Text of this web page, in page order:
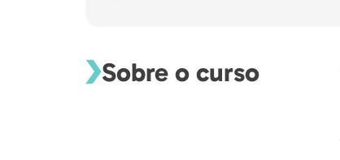
Sobre o curso